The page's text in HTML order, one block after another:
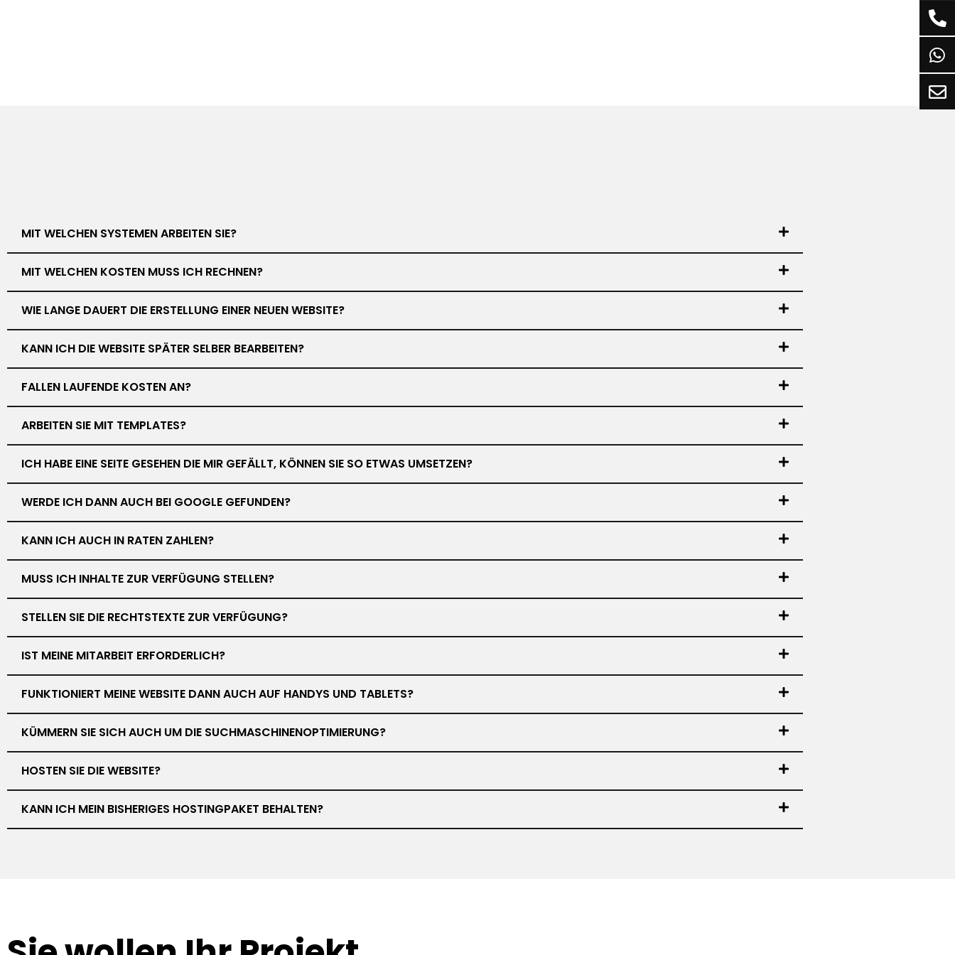
MIT WELCHEN SYSTEMEN ARBEITEN SIE?
MIT WELCHEN KOSTEN MUSS ICH RECHNEN?
WIE LANGE DAUERT DIE ERSTELLUNG EINER NEUEN WEBSITE?
KANN ICH DIE WEBSITE SPÄTER SELBER BEARBEITEN?
FALLEN LAUFENDE KOSTEN AN?
ARBEITEN SIE MIT TEMPLATES?
ICH HABE EINE SEITE GESEHEN DIE MIR GEFÄLLT, KÖNNEN SIE SO ETWAS UMSETZEN?
WERDE ICH DANN AUCH BEI GOOGLE GEFUNDEN?
KANN ICH AUCH IN RATEN ZAHLEN?
MUSS ICH INHALTE ZUR VERFÜGUNG STELLEN?
STELLEN SIE DIE RECHTSTEXTE ZUR VERFÜGUNG?
IST MEINE MITARBEIT ERFORDERLICH?
FUNKTIONIERT MEINE WEBSITE DANN AUCH AUF HANDYS UND TABLETS?
KÜMMERN SIE SICH AUCH UM DIE SUCHMASCHINENOPTIMIERUNG?
HOSTEN SIE DIE WEBSITE?
KANN ICH MEIN BISHERIGES HOSTINGPAKET BEHALTEN?